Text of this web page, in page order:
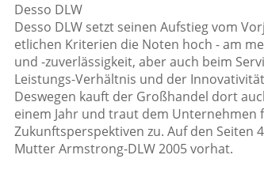
Desso DLW
Desso DLW setzt seinen Aufstieg vom
etlichen Kriterien die Noten hoch - am
und -zuverlässigkeit, aber auch beim
Leistungs-Verhältnis und der
Deswegen kauft der Großhandel dort
einem Jahr und traut dem Unternehmen
Zukunftsperspektiven zu. Auf den Seiten
Mutter Armstrong-DLW 2005 vorhat.